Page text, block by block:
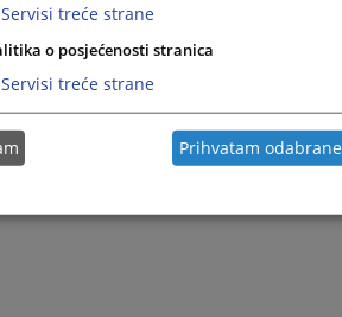
Servisi treće strane
o posjećenosti stranica
Servisi treće strane
Prihvatam odabrane